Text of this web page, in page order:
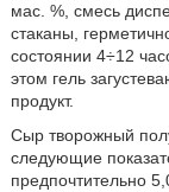
мас. %, смесь
стаканы,
состоянии 4÷12
этом гель
продукт.
Сыр творожный
следующие
предпочтительно